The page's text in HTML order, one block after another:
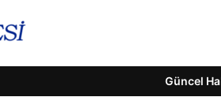
Güncel